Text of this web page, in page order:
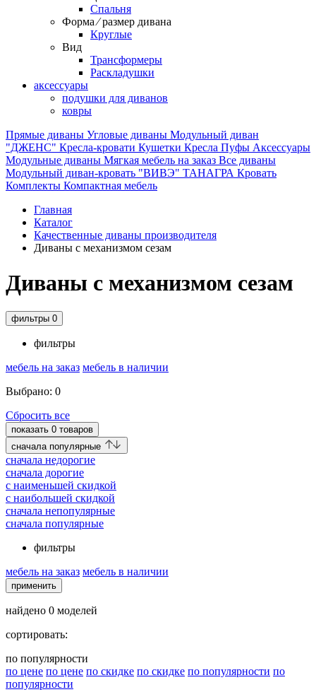
Спальня
Форма ⁄ размер дивана
Круглые
Вид
Трансформеры
Раскладушки
аксессуары
подушки для диванов
ковры
Прямые диваны Угловые диваны Модульный диван
"ДЖЕНС" Кресла-кровати Кушетки Кресла Пуфы Аксессуары
Модульные диваны Мягкая мебель на заказ Все диваны
Модульный диван-кровать "ВИВЭ" ТАНАГРА Кровать
Комплекты Компактная мебель
Главная
Каталог
Качественные диваны производителя
Диваны с механизмом сезам
Диваны с механизмом сезам
фильтры 0
фильтры
мебель на заказ мебель в наличии
Выбрано: 0
Сбросить все
показать 0 товаров
cначала популярные
cначала недорогие
cначала дорогие
c наименьшей скидкой
c наибольшей скидкой
сначала непопулярные
сначала популярные
фильтры
мебель на заказ мебель в наличии
применить
найдено 0 моделей
сортировать:
по популярности
по цене по цене по скидке по скидке по популярности по
популярности